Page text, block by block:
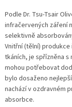
Podle Dr. Tsu-Tsair
infračervených záření
selektivně
Vnitřní (tělní)
tkáních, je spřízněna
mohou potřebovat
bylo dosaženo
nachází v ozdravném
absorbce.